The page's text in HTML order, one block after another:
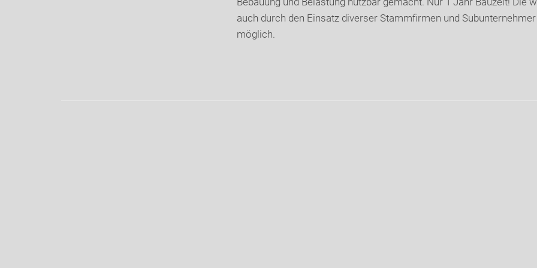
auch durch den Einsatz diverser Stammfirmen und Subunternehmer
möglich.